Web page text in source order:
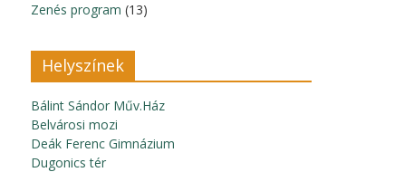
Zenés program (13)
Helyszínek
Bálint Sándor Műv.Ház
Belvárosi mozi
Deák Ferenc Gimnázium
Dugonics tér